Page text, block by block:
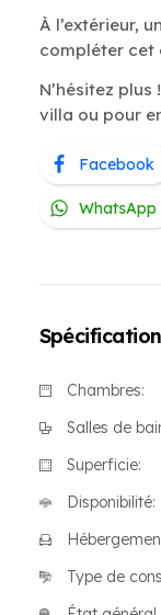
À l’extérieur,
compléter cet
N’hésitez
villa ou pour
Facebook
WhatsApp
Chambres:
Salles de
Superficie:
Disponibilité:
Type de